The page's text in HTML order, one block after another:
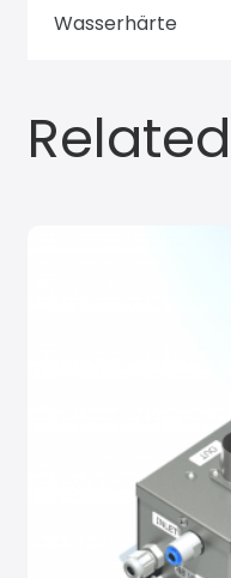
Wasserhärte